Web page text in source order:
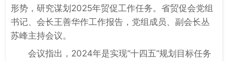
形势，研究谋划2025年贸促工作任务。省贸促会党组
书记、会长王善华作工作报告，党组成员、副会长丛
苏峰主持会议。
会议指出，2024年是实现“十四五”规划目标任务